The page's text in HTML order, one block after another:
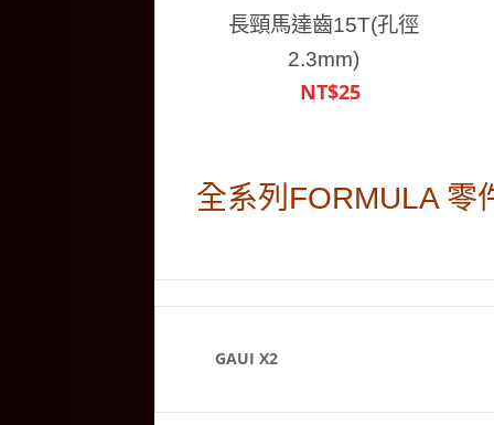
長頸馬達齒15T(孔徑
2.3mm)
NT$25
全系列FORMULA 零
GAUI X2